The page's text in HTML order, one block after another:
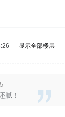
显示全部楼层
腻！